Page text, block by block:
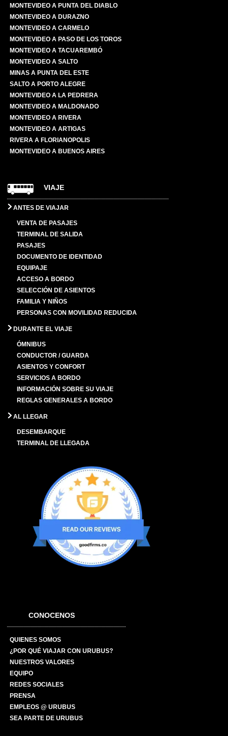
MONTEVIDEO A PUNTA DEL DIABLO
MONTEVIDEO A DURAZNO
MONTEVIDEO A CARMELO
MONTEVIDEO A PASO DE LOS TOROS
MONTEVIDEO A TACUAREMBÓ
MONTEVIDEO A SALTO
MINAS A PUNTA DEL ESTE
SALTO A PORTO ALEGRE
MONTEVIDEO A LA PEDRERA
MONTEVIDEO A MALDONADO
MONTEVIDEO A RIVERA
MONTEVIDEO A ARTIGAS
RIVERA A FLORIANOPOLIS
MONTEVIDEO A BUENOS AIRES
VIAJE
ANTES DE VIAJAR
VENTA DE PASAJES
TERMINAL DE SALIDA
PASAJES
DOCUMENTO DE IDENTIDAD
EQUIPAJE
ACCESO A BORDO
SELECCIÓN DE ASIENTOS
FAMILIA Y NIÑOS
PERSONAS CON MOVILIDAD REDUCIDA
DURANTE EL VIAJE
ÓMNIBUS
CONDUCTOR / GUARDA
ASIENTOS Y CONFORT
SERVICIOS A BORDO
INFORMACIÓN SOBRE SU VIAJE
REGLAS GENERALES A BORDO
AL LLEGAR
DESEMBARQUE
TERMINAL DE LLEGADA
CONOCENOS
QUIENES SOMOS
¿POR QUÉ VIAJAR CON URUBUS?
NUESTROS VALORES
EQUIPO
REDES SOCIALES
PRENSA
EMPLEOS @ URUBUS
SEA PARTE DE URUBUS